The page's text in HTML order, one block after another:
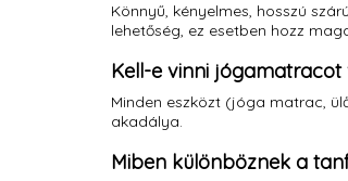
Könnyű, kényelmes, hosszú
lehetőség, ez esetben hozz
Kell-e vinni
Minden eszközt (jóga matrac,
akadálya.
Miben különböznek a